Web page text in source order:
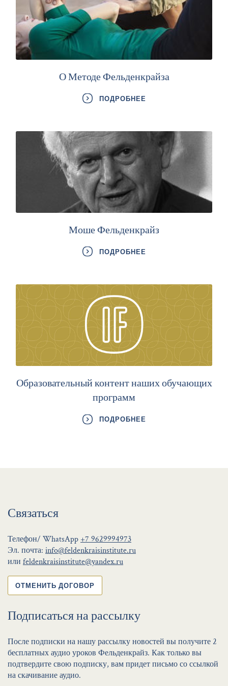
О Методе Фельденкрайза
ПОДРОБНЕЕ
Моше Фельденкрайз
ПОДРОБНЕЕ
Образовательный контент наших обучающих
программ
ПОДРОБНЕЕ
Связаться
Телефон/ WhatsApp+7 9629994973
Эл. почта: info@feldenkraisinstitute.ru
или feldenkraisinstitute@yandex.ru
ОТМЕНИТЬ ДОГОВОР
Подписаться на рассылку
После подписки на нашу рассылку новостей вы получите 2
бесплатных аудио уроков Фельденкрайз. Как только вы
подтвердите свою подписку, вам придет письмо со ссылкой
на скачивание аудио.